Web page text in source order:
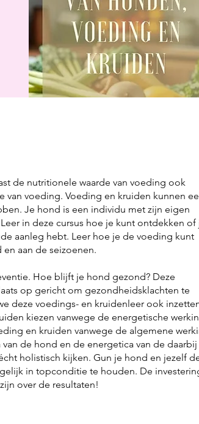
de nutritionele waarde van voeding ook
van voeding. Voeding en kruiden kunnen
Je hond is een individu met zijn eigen
in deze cursus hoe je kunt ontdekken of
aanleg hebt. Leer hoe je de voeding kunt
en aan de seizoenen.
Hoe blijft je hond gezond? Deze
op gericht om gezondheidsklachten te
deze voedings- en kruidenleer ook
kiezen vanwege de energetische
en kruiden vanwege de algemene
de hond en de energetica van de daarbij
holistisch kijken. Gun je hond en jezelf
in topconditie te houden. De
over de resultaten!